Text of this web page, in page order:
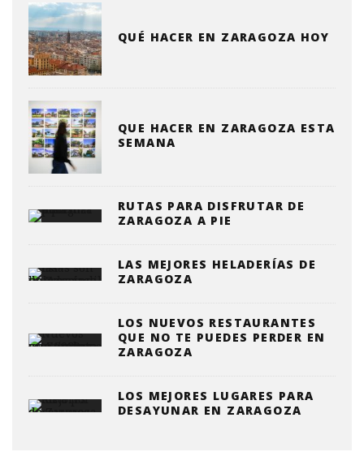
QUÉ HACER EN ZARAGOZA HOY
QUE HACER EN ZARAGOZA ESTA
SEMANA
RUTAS PARA DISFRUTAR DE
ZARAGOZA A PIE
LAS MEJORES HELADERÍAS DE
ZARAGOZA
LOS NUEVOS RESTAURANTES
QUE NO TE PUEDES PERDER EN
ZARAGOZA
LOS MEJORES LUGARES PARA
DESAYUNAR EN ZARAGOZA